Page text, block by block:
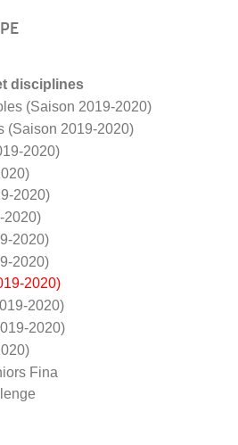
disciplines
(Saison 2019-2020)
(Saison 2019-2020)
2020)
2020)
2020)
2020)
2020)
2020)
2020)
2020)
Fina